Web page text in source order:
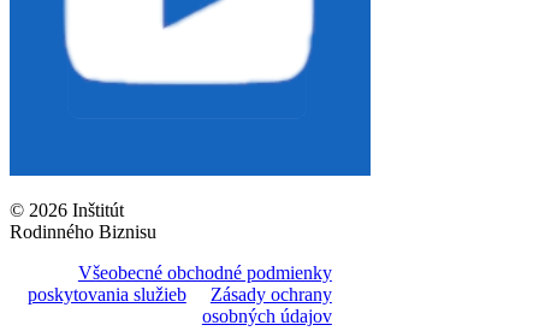
© 2026 Inštitút
Rodinného Biznisu
Všeobecné obchodné podmienky
poskytovania služieb
Zásady ochrany
osobných údajov